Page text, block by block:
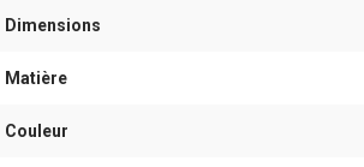
Dimensions
Matière
Couleur